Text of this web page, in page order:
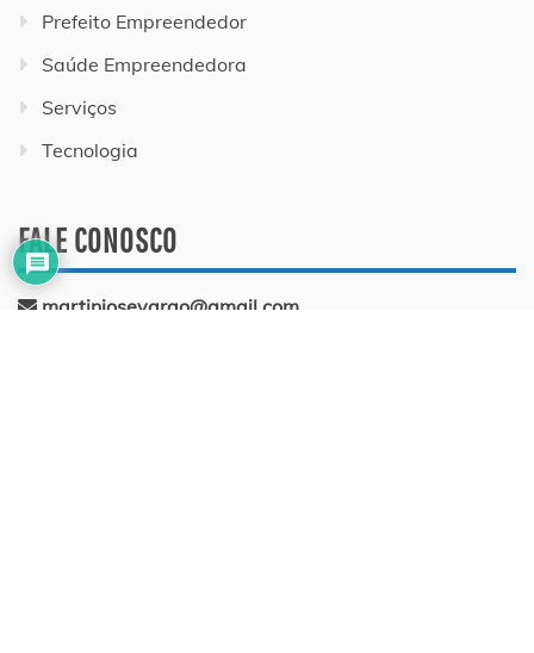
Prefeito Empreendedor
Saúde Empreendedora
Serviços
Tecnologia
FALE CONOSCO
martinjosevarao@gmail.com